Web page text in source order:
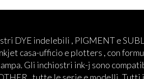
DYE indelebili , PIGMENT e
casa-ufficio e plotters , con
Gli inchiostri ink-j sono